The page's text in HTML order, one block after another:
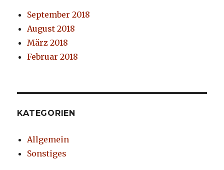
September 2018
August 2018
März 2018
Februar 2018
KATEGORIEN
Allgemein
Sonstiges